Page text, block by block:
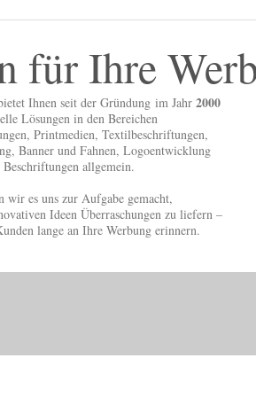
für Ihre
Ihnen seit der Gründung im Jahr 2000
Lösungen in den Bereichen
Printmedien, Textilbeschriftungen,
Banner und Fahnen, Logoentwicklung
Beschriftungen allgemein.
wir es uns zur Aufgabe gemacht,
Ideen Überraschungen zu liefern –
lange an Ihre Werbung erinnern.